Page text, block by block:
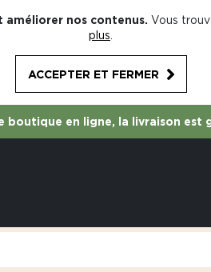
nos contenus. Vous
plus
ACCEPTER ET FERMER
boutique en ligne, la livraison est